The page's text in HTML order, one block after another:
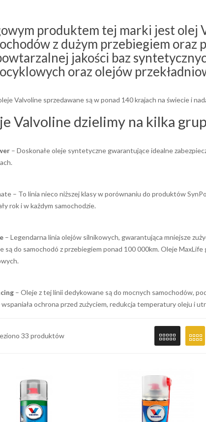
produktem tej marki jest olej
z dużym przebiegiem oraz
jakości baz
oraz olejów
Valvoline sprzedawane są w ponad 140 krajach na świecie i
Valvoline dzielimy na kilka
– Doskonałe oleje syntetyczne gwarantujące idealne
– To linia nieco niższej klasy w porównaniu do produktów
rok i w każdym samochodzie.
– Legendarna linia olejów silnikowych, gwarantująca mniejsze
są do samochodó z przebiegiem ponad 100 000km. Oleje
– Oleje z tej linii dedykowane są do mocnych samochodów,
wspaniała ochrona przed zużyciem, redukcja temperatury oleju i
33 produktów